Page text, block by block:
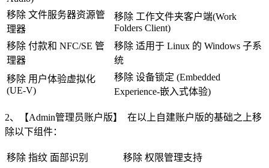
移除 文件服务器资源管
理器
移除 工作文件夹客户端(Work
Folders Client)
移除 付款和 NFC/SE 管
理器
移除 适用于 Linux 的 Windows 子系
统
移除 用户体验虚拟化
(UE-V)
移除 设备锁定 (Embedded
Experience-嵌入式体验)
2、【Admin管理员账户版】 在以上自建账户版的基础之上移
除以下组件：
移除 指纹 面部识别
移除 权限管理支持